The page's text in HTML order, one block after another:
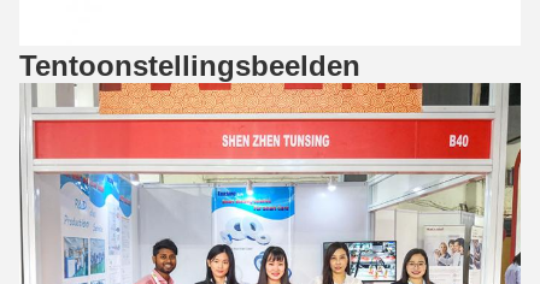
Tentoonstellingsbeelden